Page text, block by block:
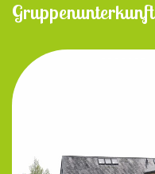
Gruppenunterkunft